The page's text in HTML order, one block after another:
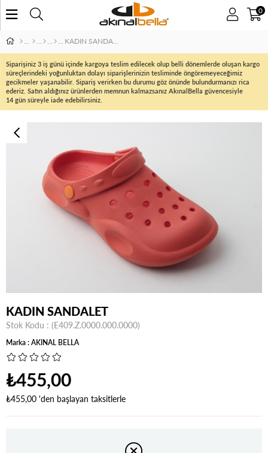
0
KADIN SANDALET
Siparişiniz 3 iş günü içinde kargoya teslim edilecek olup belli dönemlerde oluşan kargo
süreçlerindeki yoğunluktan dolayı siparişlerinizin tesliminde öngöremeyeceğimiz
gecikmeler yaşanabilir. Sipariş verirken bu durumu göz önünde bulundurmanızı rica
ederiz. Satın aldığınız ürünlerden memnun kalmazsanız AkınalBella güvencesiyle
14 gün süreyle iade edebilirsiniz.
KADIN SANDALET
Stok Kodu (E409.Z.0000.000.0000)
Marka:AKINAL BELLA
₺455,00
₺455,00 'den başlayan taksitlerle